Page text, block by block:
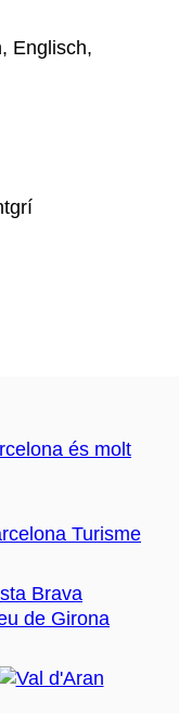
Englisch,